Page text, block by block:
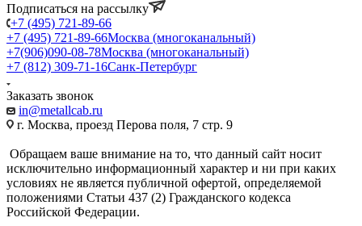
Подписаться на рассылку
+7 (495) 721-89-66
+7 (495) 721-89-66Москва (многоканальный)
+7(906)090-08-78Москва (многоканальный)
+7 (812) 309-71-16Санк-Петербург
Заказать звонок
in@metallcab.ru
г. Москва, проезд Перова поля, 7 стр. 9
Обращаем ваше внимание на то, что данный сайт носит
исключительно информационный характер и ни при каких
условиях не является публичной офертой, определяемой
положениями Статьи 437 (2) Гражданского кодекса
Российской Федерации.